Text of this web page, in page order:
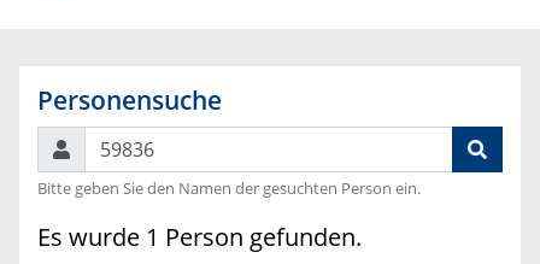
Personensuche
Suchen
Bitte geben Sie den Namen der gesuchten Person ein.
Es wurde 1 Person gefunden.